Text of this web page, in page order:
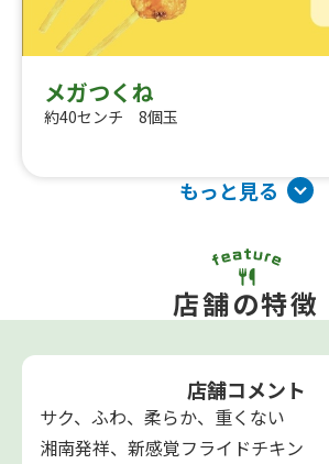
メガつくね
約40センチ 8個玉
もっと見る
店舗の特徴
店舗コメント
サク、ふわ、柔らか、重くない
湘南発祥、新感覚フライドチキン